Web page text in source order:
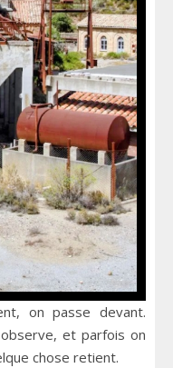
on passe devant.
et parfois on
chose retient.